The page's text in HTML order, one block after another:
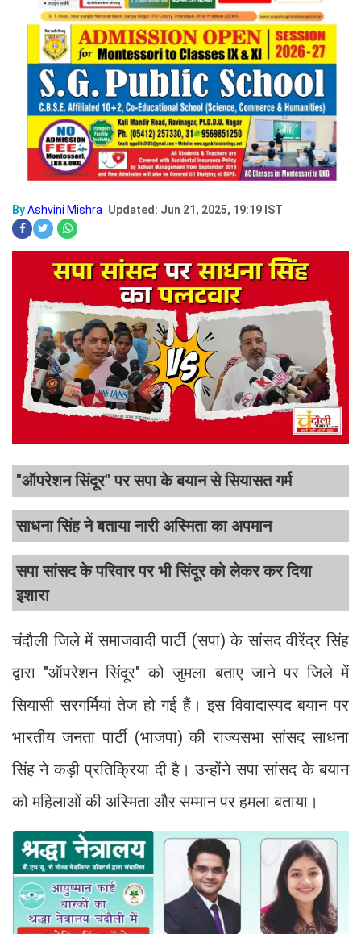
ByAshvini Mishra Updated: Jun 21, 2025, 19:19 IST
"ऑपरेशन सिंदूर" पर सपा के बयान से सियासत गर्म
साधना सिंह ने बताया नारी अस्मिता का अपमान
सपा सांसद के परिवार पर भी सिंदूर को लेकर कर दिया
इशारा
चंदौली जिले में समाजवादी पार्टी (सपा) के सांसद वीरेंद्र सिंह
द्वारा "ऑपरेशन सिंदूर" को जुमला बताए जाने पर जिले में
सियासी सरगर्मियां तेज हो गई हैं। इस विवादास्पद बयान पर
भारतीय जनता पार्टी (भाजपा) की राज्यसभा सांसद साधना
सिंह ने कड़ी प्रतिक्रिया दी है। उन्होंने सपा सांसद के बयान
को महिलाओं की अस्मिता और सम्मान पर हमला बताया।